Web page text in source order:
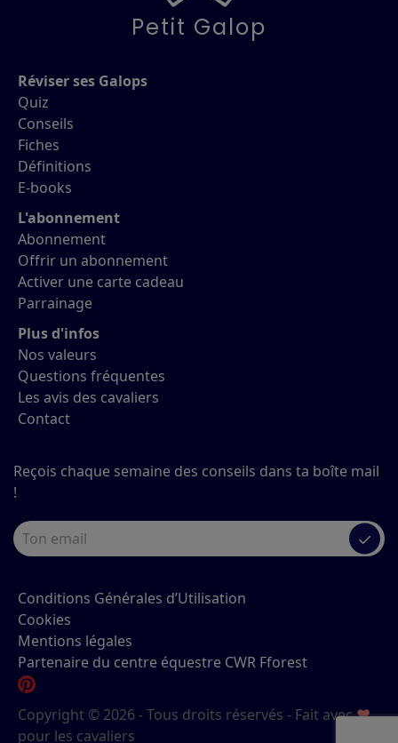
Petit Galop
Réviser ses Galops
Quiz
Conseils
Fiches
Définitions
E-books
L'abonnement
Abonnement
Offrir un abonnement
Activer une carte cadeau
Parrainage
Plus d'infos
Nos valeurs
Questions fréquentes
Les avis des cavaliers
Contact
Reçois chaque semaine des conseils dans ta boîte mail
!
✓
Conditions Générales d’Utilisation
Cookies
Mentions légales
Partenaire du centre équestre CWR Fforest
Copyright © 2026 - Tous droits réservés - Fait avec♥
pour les cavaliers